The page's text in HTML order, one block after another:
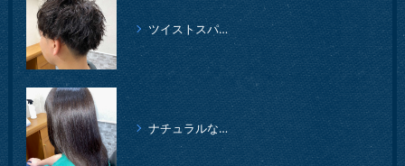
ツイストスパイラルパーマ、柔らかイメージ
ナチュラルな縮毛矯正クセストパー